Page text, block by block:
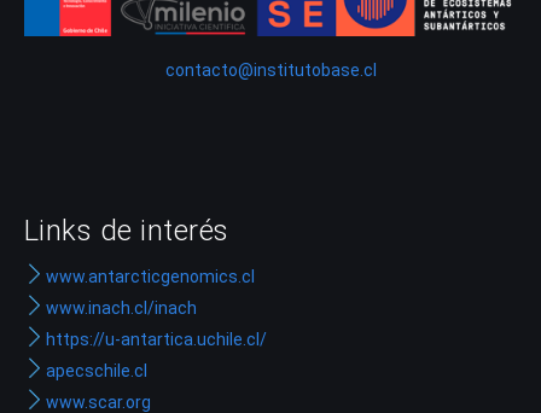
contacto@institutobase.cl
Links de interés
www.antarcticgenomics.cl
www.inach.cl/inach
https://u-antartica.uchile.cl/
apecschile.cl
www.scar.org